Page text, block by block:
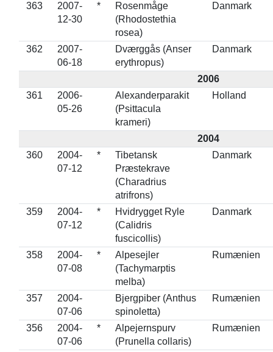
363
2007-
12-30
*
Rosenmåge
(Rhodostethia
rosea)
Danmark
362
2007-
06-18
Dværggås (Anser
erythropus)
Danmark
2006
361
2006-
05-26
Alexanderparakit
(Psittacula
krameri)
Holland
2004
360
2004-
07-12
*
Tibetansk
Præstekrave
(Charadrius
atrifrons)
Danmark
359
2004-
07-12
*
Hvidrygget Ryle
(Calidris
fuscicollis)
Danmark
358
2004-
07-08
*
Alpesejler
(Tachymarptis
melba)
Rumænien
357
2004-
07-06
Bjergpiber (Anthus
spinoletta)
Rumænien
356
2004-
07-06
*
Alpejernspurv
(Prunella collaris)
Rumænien